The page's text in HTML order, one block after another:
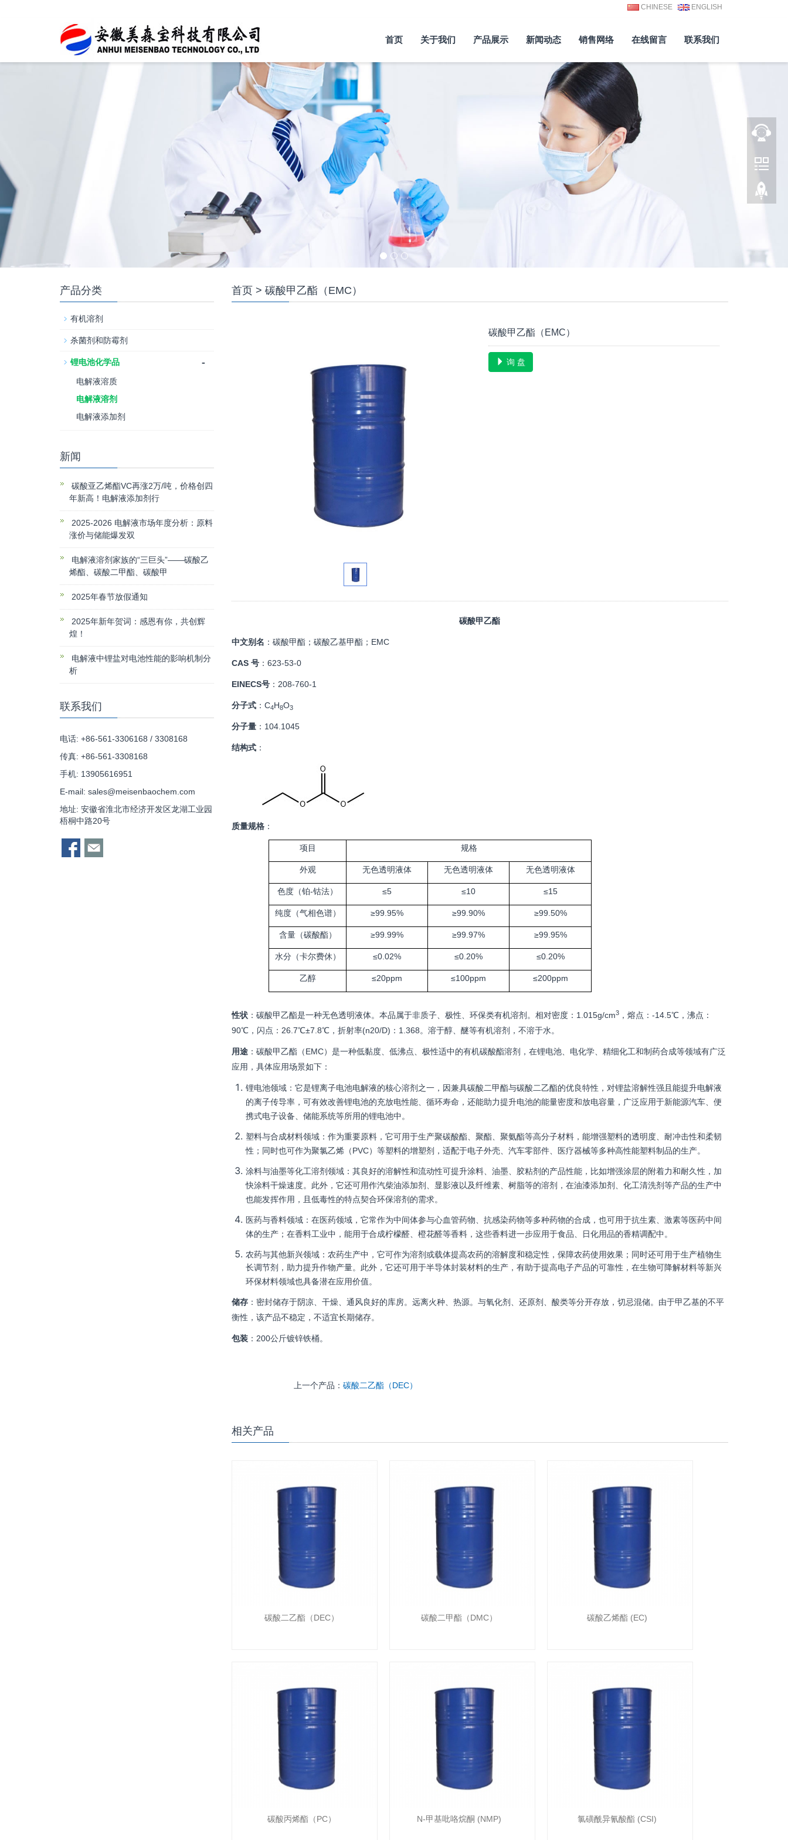
CHINESE ENGLISH
首页 关于我们 产品展示 新闻动态 销售网络 在线留言 联系我们
首页 > 碳酸甲乙酯（EMC）
碳酸甲乙酯（EMC）
询 盘
碳酸甲乙酯
中文别名 ：碳酸甲酯；碳酸乙基甲酯；EMC
CAS 号：623-53-0
EINECS号：208-760-1
分子式：C4H8O3
分子量：104.1045
结构式：
质量规格：
项目 规格
外观 无色透明液体 无色透明液体 无色透明液体
色度（铂-钴法） ≤5 ≤10 ≤15
纯度（气相色谱） ≥99.95% ≥99.90% ≥99.50%
含量（碳酸酯） ≥99.99% ≥99.97% ≥99.95%
水分（卡尔费休） ≤0.02% ≤0.20% ≤0.20%
乙醇 ≤20ppm ≤100ppm ≤200ppm
性状： 碳酸甲乙酯是一种无色透明液体。 本品属于非质子、极性、环保类有机溶剂。 相对密度：1.015g/cm3，熔点：-14.5℃，沸点：
90℃，闪点：26.7℃±7.8℃，折射率(n20/D)：1.368。 溶于醇、醚等有机溶剂，不溶于水。
用途：碳酸甲乙酯（EMC）是一种低黏度、低沸点、极性适中的有机碳酸酯溶剂，在锂电池、电化学、精细化工和制药合成等领域有广泛
应用，具体应用场景如下：
锂电池领域：它是锂离子电池电解液的核心溶剂之一，因兼具碳酸二甲酯与碳酸二乙酯的优良特性，对锂盐溶解性强且能提升电解液
的离子传导率，可有效改善锂电池的充放电性能、循环寿命，还能助力提升电池的能量密度和放电容量，广泛应用于新能源汽车、便
携式电子设备、储能系统等所用的锂电池中。
塑料与合成材料领域：作为重要原料，它可用于生产聚碳酸酯、聚酯、聚氨酯等高分子材料，能增强塑料的透明度、耐冲击性和柔韧
性；同时也可作为聚氯乙烯（PVC）等塑料的增塑剂，适配于电子外壳、汽车零部件、医疗器械等多种高性能塑料制品的生产。
涂料与油墨等化工溶剂领域：其良好的溶解性和流动性可提升涂料、油墨、胶粘剂的产品性能，比如增强涂层的附着力和耐久性，加
快涂料干燥速度。此外，它还可用作汽柴油添加剂、显影液以及纤维素、树脂等的溶剂，在油漆添加剂、化工清洗剂等产品的生产中
也能发挥作用，且低毒性的特点契合环保溶剂的需求。
医药与香料领域：在医药领域，它常作为中间体参与心血管药物、抗感染药物等多种药物的合成，也可用于抗生素、激素等医药中间
体的生产；在香料工业中，能用于合成柠檬醛、橙花醛等香料，这些香料进一步应用于食品、日化用品的香精调配中。
农药与其他新兴领域：农药生产中，它可作为溶剂或载体提高农药的溶解度和稳定性，保障农药使用效果；同时还可用于生产植物生
长调节剂，助力提升作物产量。此外，它还可用于半导体封装材料的生产，有助于提高电子产品的可靠性，在生物可降解材料等新兴
环保材料领域也具备潜在应用价值。
储存：密封储存于阴凉、干燥、通风良好的库房。远离火种、热源。与氧化剂、还原剂、酸类等分开存放，切忌混储。由于甲乙基的不平
衡性，该产品不稳定，不适宜长期储存。
包装：200公斤镀锌铁桶。
上一个产品： 碳酸二乙酯（DEC）
相关产品
碳酸二乙酯（DEC） 碳酸二甲酯（DMC） 碳酸乙烯酯 (EC)
碳酸丙烯酯（PC） N-甲基吡咯烷酮 (NMP) 氯磺酰异氰酸酯 (CSI)
产品分类
有机溶剂
杀菌剂和防霉剂
锂电池化学品 -
电解液溶质
电解液溶剂
电解液添加剂
新闻
碳酸亚乙烯酯VC再涨2万/吨，价格创四
年新高！电解液添加剂行
2025-2026 电解液市场年度分析：原料
涨价与储能爆发双
电解液溶剂家族的“三巨头”——碳酸乙
烯酯、碳酸二甲酯、碳酸甲
2025年春节放假通知
2025年新年贺词：感恩有你，共创辉
煌！
电解液中锂盐对电池性能的影响机制分
析
联系我们
电话: +86-561-3306168 / 3308168
传真: +86-561-3308168
手机: 13905616951
E-mail: sales@meisenbaochem.com
地址: 安徽省淮北市经济开发区龙湖工业园
梧桐中路20号